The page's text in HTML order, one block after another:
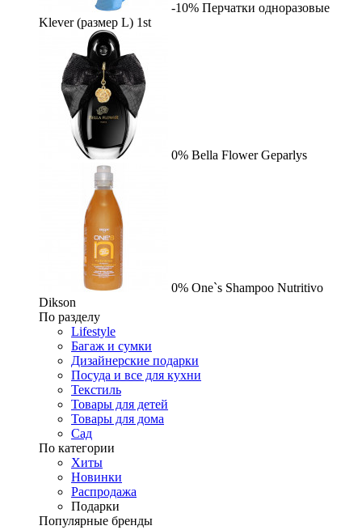
-10% Перчатки одноразовые
Klever (размер L) 1st
0% Bella Flower Geparlys
0% One`s Shampoo Nutritivo
Dikson
По разделу
Lifestyle
Багаж и сумки
Дизайнерские подарки
Посуда и все для кухни
Текстиль
Товары для детей
Товары для дома
Сад
По категории
Хиты
Новинки
Распродажа
Подарки
Популярные бренды